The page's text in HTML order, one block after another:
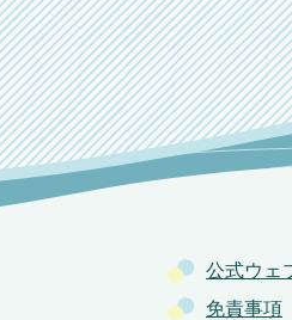
公式ウェ
免責事項